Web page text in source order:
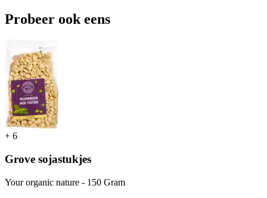
Probeer ook eens
+ 6
Grove sojastukjes
Your organic nature - 150 Gram